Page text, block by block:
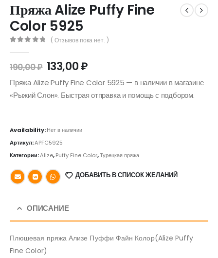
Пряжа Alize Puffy Fine
Color 5925
( Отзывов пока нет. )
190,00₽ 133,00₽
Пряжа Alize Puffy Fine Color 5925 — в наличии в магазине
«Рыжий Слон». Быстрая отправка и помощь с подбором.
Availability:Нет в наличии
Артикул:APFC5925
Категории:Alize,Puffy Fine Color,Турецкая пряжа
ДОБАВИТЬ В СПИСОК ЖЕЛАНИЙ
ОПИСАНИЕ
Плюшевая пряжа Ализе Пуффи Файн Колор(Alize Puffy
Fine Color)